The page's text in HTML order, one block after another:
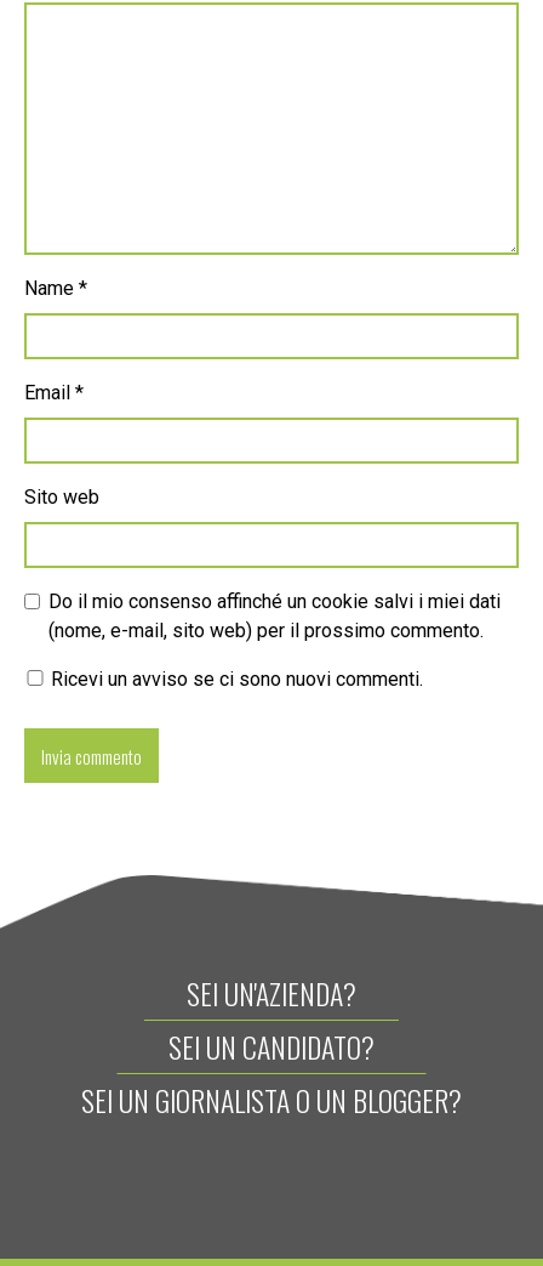
Name *
Email *
Sito web
Do il mio consenso affinché un cookie salvi i miei dati
(nome, e-mail, sito web) per il prossimo commento.
Ricevi un avviso se ci sono nuovi commenti.
SEI UN'AZIENDA?
SEI UN CANDIDATO?
SEI UN GIORNALISTA O UN BLOGGER?